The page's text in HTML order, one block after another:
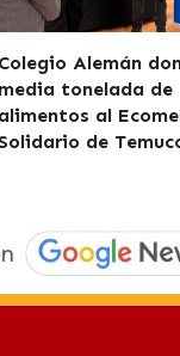
Colegio Alemán
media tonelada de
alimentos al
Solidario de